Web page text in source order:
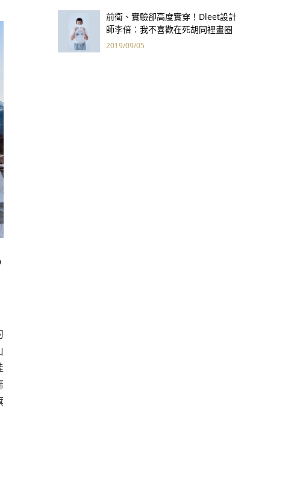
前衛、實驗卻高度實穿！Dleet設計
師李倍︰我不喜歡在死胡同裡畫圈
圈
2019/09/05